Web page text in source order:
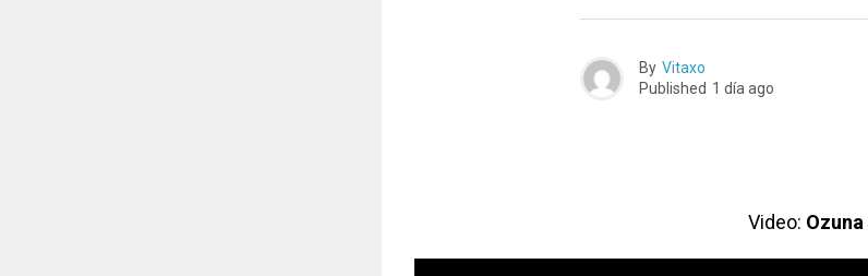
By Vitaxo
Published 1 día ago
Video: Ozuna